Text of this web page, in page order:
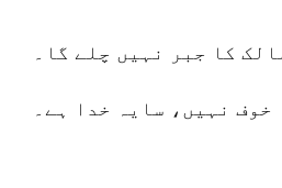
کا جبر نہیں چلے گا۔
خوف نہیں، سایہ خدا ہے۔